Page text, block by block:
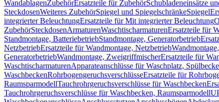
WandablagenZubehörErsatzteile für ZubehörSchubladeneinsätze
SteckdosenWeiteres ZubehörSpiegel und SpiegelschränkeSpiegel
integrierter BeleuchtungErsatzteile für Mit integrierter Beleuchtung
ZubehörSteckdosenArmaturenWaschtischarmaturenErsatzteile für
Standmontage, BatteriebetriebStandmontage, Generatorbetrieb
NetzbetriebErsatzteile für Wandmontage, Netzbetrieb
GeneratorbetriebWandmontage, ZweigriffmischerErsatzteile für
WaschtischarmaturenApparateanschlüsse für Waschplatz,
WaschbeckenRohrbogengeruchsverschlüsseErsatzteile für
RaumsparmodellTauchrohrgeruchsverschlüsse für Waschbecken
Tauchrohrgeruchsverschlüsse für Waschbecken, Raumsparmodell